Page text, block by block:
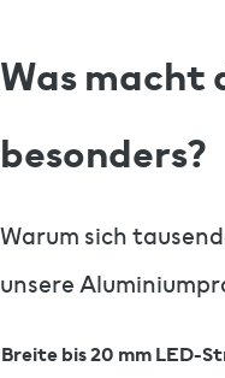
Was macht
besonders?
Warum sich
unsere
Breite bis 20 mm LED-